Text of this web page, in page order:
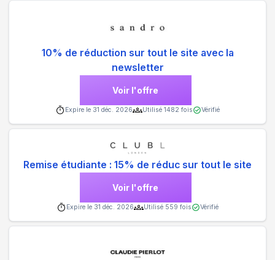
10% de réduction sur tout le site avec la
newsletter
Voir l'offre
Expire le 31 déc. 2026 Utilisé 1482 fois Vérifié
Remise étudiante : 15% de réduc sur tout le site
Voir l'offre
Expire le 31 déc. 2026 Utilisé 559 fois Vérifié